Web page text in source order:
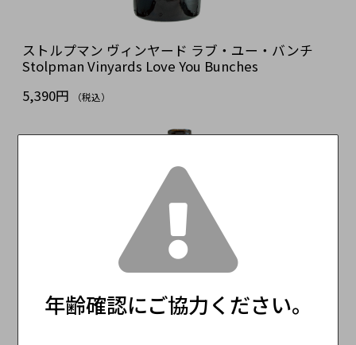
ストルプマン ヴィンヤード ラブ・ユー・バンチ
Stolpman Vinyards Love You Bunches
5,390円
（税込）
年齢確認にご協力ください。